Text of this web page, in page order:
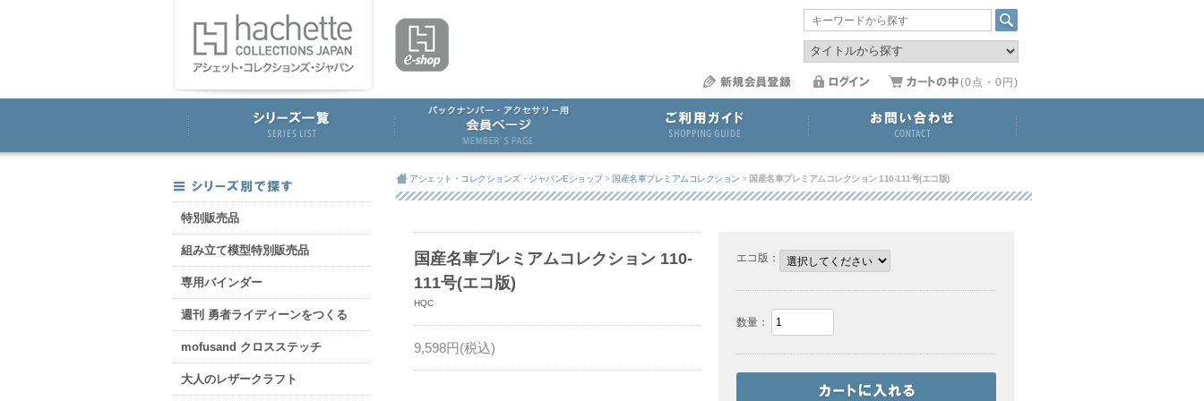
(0点・0円)
特別販売品
組み立て模型特別販売品
専用バインダー
週刊 勇者ライディーンをつくる
mofusand クロスステッチ
大人のレザークラフト
アシェット・コレクションズ・ジャパンEショップ> 国産名車プレミアムコレクション > 国産名車プレミアムコレクション 110-111号(エコ版)
国産名車プレミアムコレクション 110-
111号(エコ版)
HQC
9,598円(税込)
エコ版：
数量：